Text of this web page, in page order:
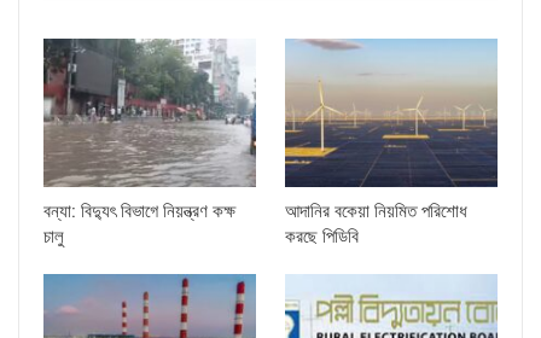
বন্যা: বিদ্যুৎ বিভাগে নিয়ন্ত্রণ কক্ষ
চালু
আদানির বকেয়া নিয়মিত পরিশোধ
করছে পিডিবি